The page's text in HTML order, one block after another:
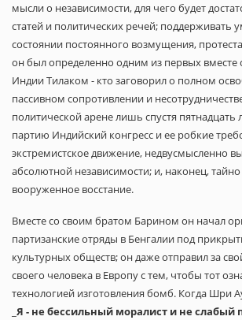
мысли о независимости, для чего будет
статей и политических речей; поддерживать
состоянии постоянного возмущения,
он был определенно одним из первых вместе
Индии Тилаком - кто заговорил о полном
пассивном сопротивлении и
политической арене лишь спустя пятнадцать
партию Индийский конгресс и ее робкие
экстремистское движение, недвусмысленно
абсолютной независимости; и, наконец,
вооруженное восстание.
Вместе со своим братом Барином он начал
партизанские отряды в Бенгалии под
культурных обществ; он даже отправил за
своего человека в Европу с тем, чтобы тот
технологией изготовления бомб. Когда Шри
Я - не бессильный моралист и не слабый